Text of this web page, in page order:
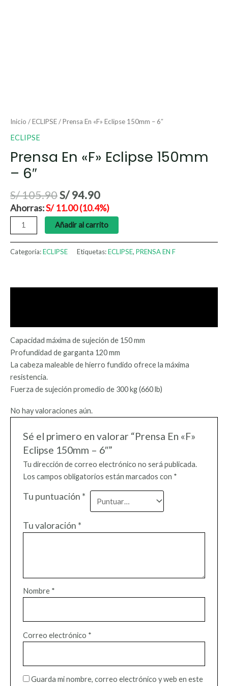
Inicio /ECLIPSE/ Prensa En «F» Eclipse 150mm – 6″
ECLIPSE
Prensa En «F» Eclipse 150mm
– 6″
S/105.90S/94.90
Ahorras:S/11.00(10.4%)
Añadir al carrito
Categoría:ECLIPSE Etiquetas:ECLIPSE, PRENSA EN F
Capacidad máxima de sujeción de 150 mm
Profundidad de garganta 120 mm
La cabeza maleable de hierro fundido ofrece la máxima
resistencia.
Fuerza de sujeción promedio de 300 kg (660 lb)
No hay valoraciones aún.
Sé el primero en valorar “Prensa En «F»
Eclipse 150mm – 6″”
Tu dirección de correo electrónico no será publicada.
Los campos obligatorios están marcados con *
Tu puntuación *
Tu valoración *
Nombre *
Correo electrónico *
Guarda mi nombre, correo electrónico y web en este